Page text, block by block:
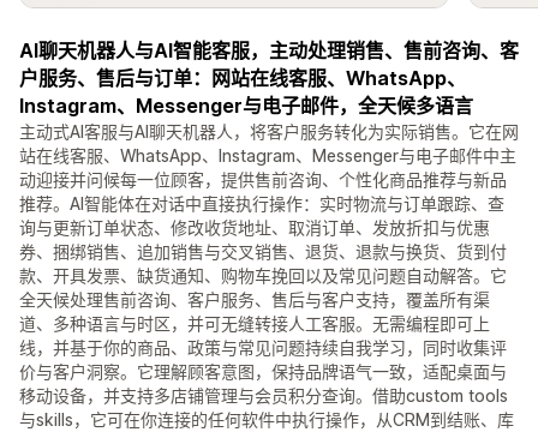
AI聊天机器人与AI智能客服，主动处理销售、售前咨询、客
户服务、售后与订单：网站在线客服、WhatsApp、
Instagram、Messenger与电子邮件，全天候多语言
主动式AI客服与AI聊天机器人，将客户服务转化为实际销售。它在网
站在线客服、WhatsApp、Instagram、Messenger与电子邮件中主
动迎接并问候每一位顾客，提供售前咨询、个性化商品推荐与新品
推荐。AI智能体在对话中直接执行操作：实时物流与订单跟踪、查
询与更新订单状态、修改收货地址、取消订单、发放折扣与优惠
券、捆绑销售、追加销售与交叉销售、退货、退款与换货、货到付
款、开具发票、缺货通知、购物车挽回以及常见问题自动解答。它
全天候处理售前咨询、客户服务、售后与客户支持，覆盖所有渠
道、多种语言与时区，并可无缝转接人工客服。无需编程即可上
线，并基于你的商品、政策与常见问题持续自我学习，同时收集评
价与客户洞察。它理解顾客意图，保持品牌语气一致，适配桌面与
移动设备，并支持多店铺管理与会员积分查询。借助custom tools
与skills，它可在你连接的任何软件中执行操作，从CRM到结账、库